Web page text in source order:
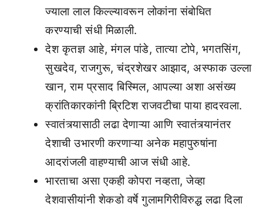
ज्याला लाल किल्ल्यावरून लोकांना संबोधित
करण्याची संधी मिळाली.
देश कृतज्ञ आहे, मंगल पांडे, तात्या टोपे, भगतसिंग,
सुखदेव, राजगुरू, चंद्रशेखर आझाद, अस्फाक उल्ला
खान, राम प्रसाद बिस्मिल, आपल्या अशा असंख्य
क्रांतिकारकांनी ब्रिटिश राजवटीचा पाया हादरवला.
स्वातंत्र्यासाठी लढा देणाऱ्या आणि स्वातंत्र्यानंतर
देशाची उभारणी करणाऱ्या अनेक महापुरुषांना
आदरांजली वाहण्याची आज संधी आहे.
भारताचा असा एकही कोपरा नव्हता, जेव्हा
देशवासीयांनी शेकडो वर्षे गुलामगिरीविरुद्ध लढा दिला